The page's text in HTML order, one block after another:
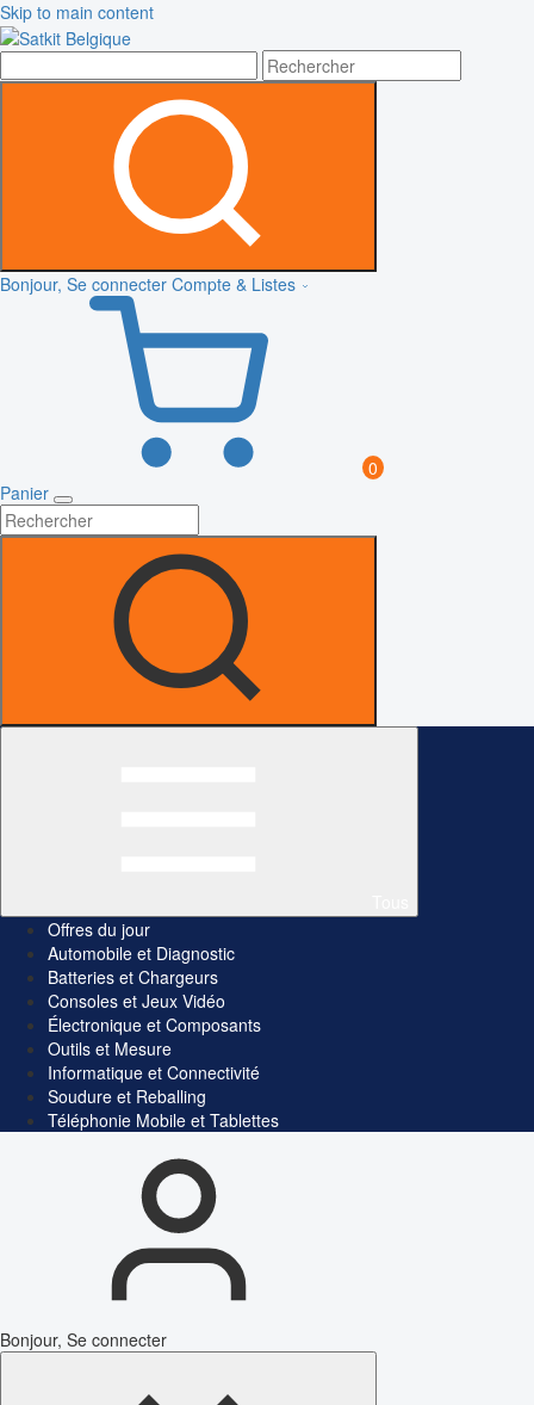
Skip to main content
Bonjour, Se connecter Compte & Listes
0
Panier
Offres du jour
Automobile et Diagnostic
Batteries et Chargeurs
Consoles et Jeux Vidéo
Électronique et Composants
Outils et Mesure
Informatique et Connectivité
Soudure et Reballing
Téléphonie Mobile et Tablettes
Bonjour, Se connecter